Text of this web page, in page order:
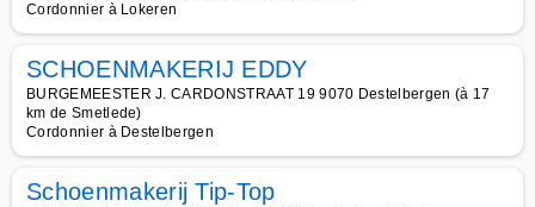
Cordonnier à Lokeren
SCHOENMAKERIJ EDDY
BURGEMEESTER J. CARDONSTRAAT 19 9070 Destelbergen (à 17
km de Smetlede)
Cordonnier à Destelbergen
Schoenmakerij Tip-Top